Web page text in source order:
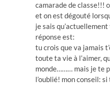
camarade de classe!!!
et on est dégouté
je sais
réponse est:
tu crois que va jamais
toute ta vie à l’aimer,
monde……… mais je te
l’oublié! mon conseil: